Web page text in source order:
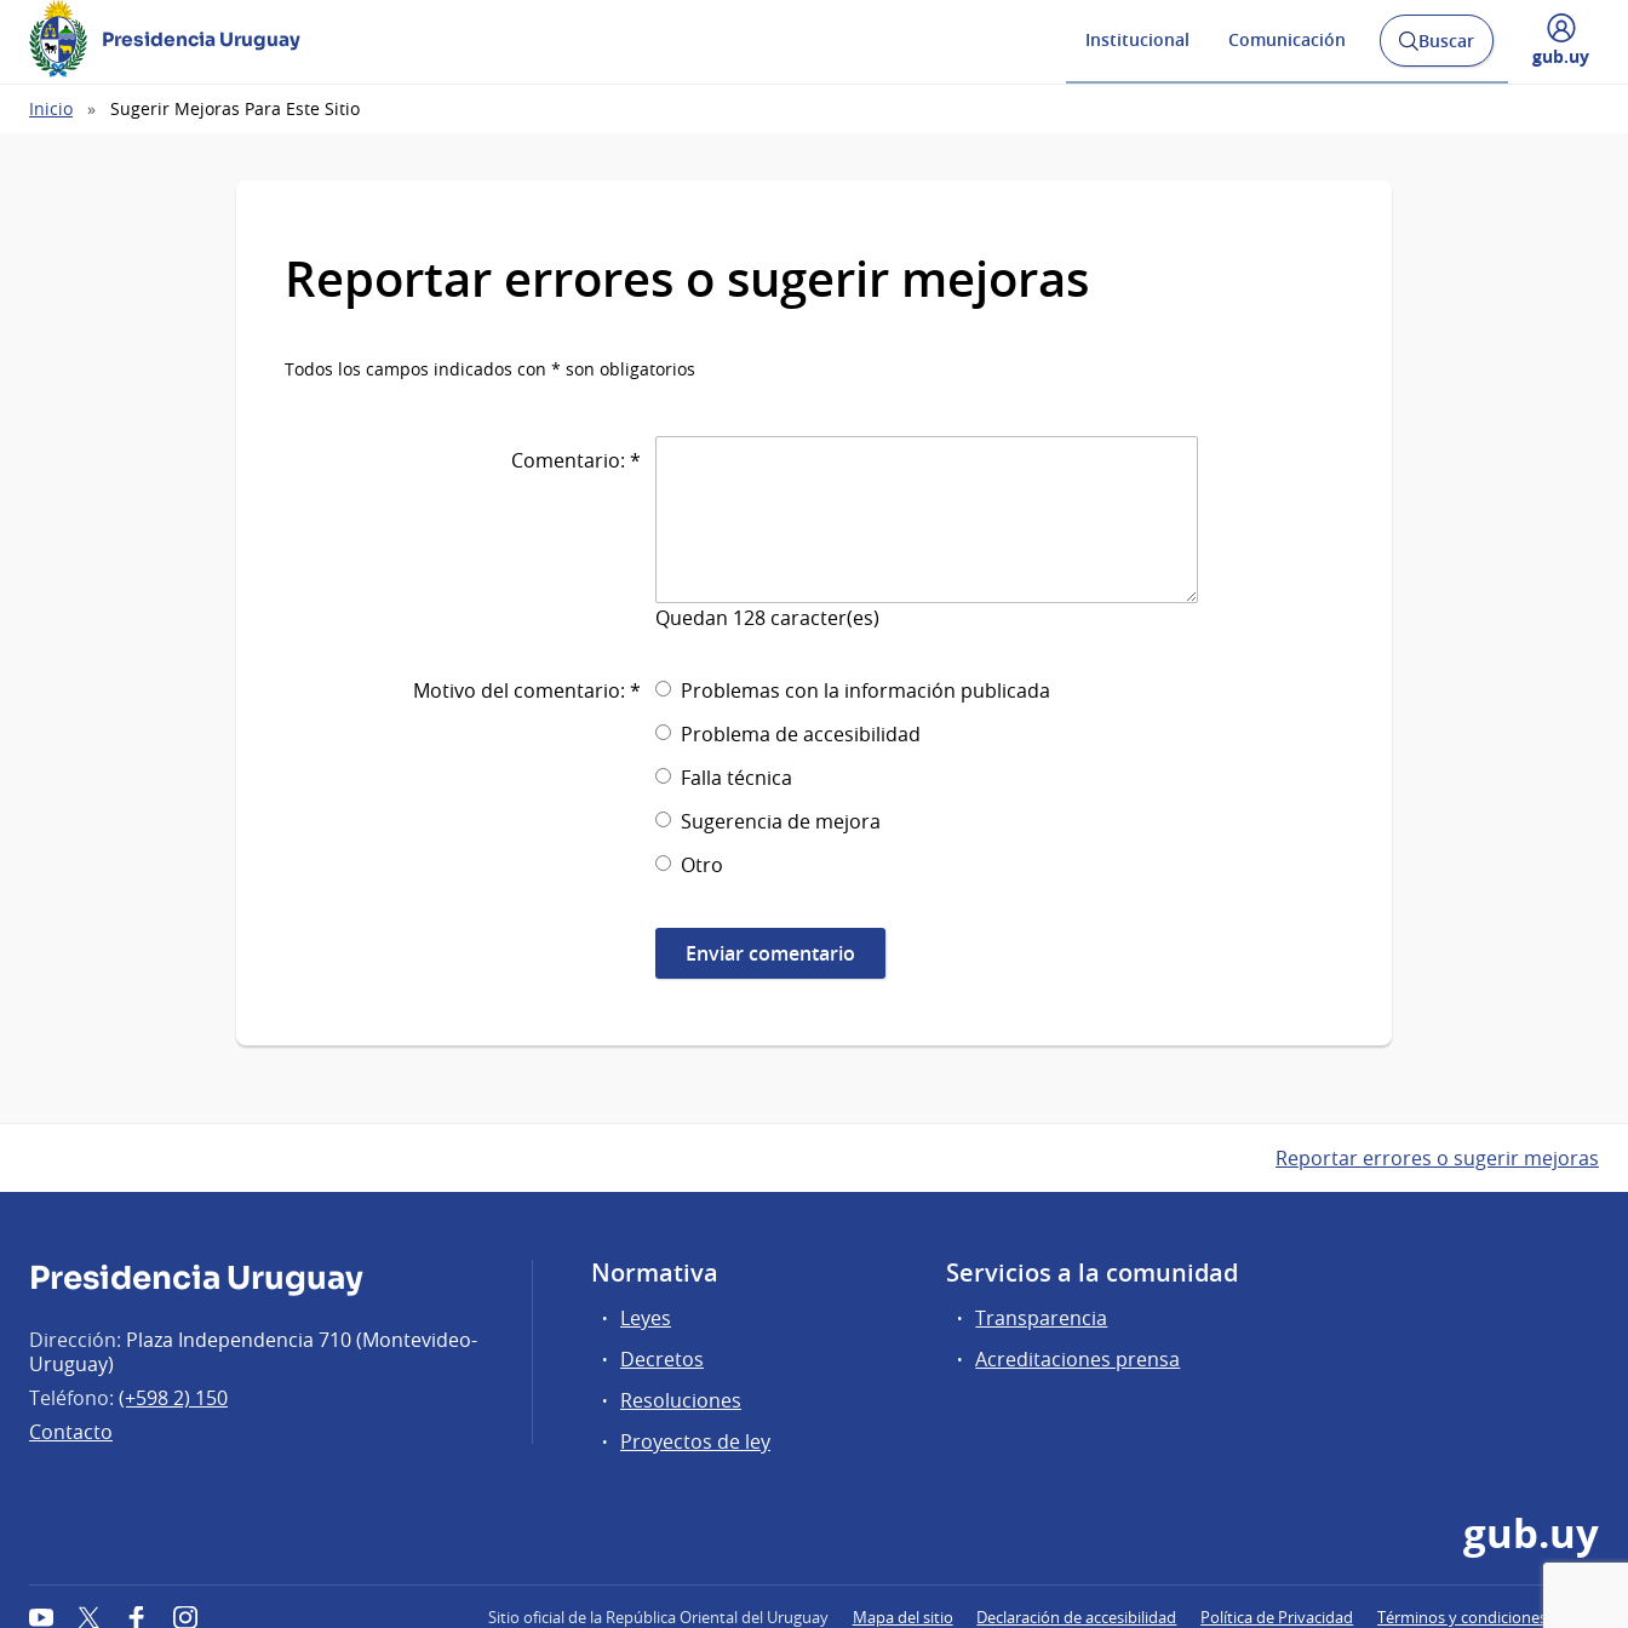
Presidencia Uruguay Institucional Comunicación
Abrir
buscador
Buscar
Desplegar
gub.uy
Ruta
Inicio Sugerir Mejoras Para Este Sitio
Reportar errores o sugerir mejoras
Todos los campos indicados con * son obligatorios
Comentario: *
Quedan 128 caracter(es)
Motivo del comentario: *
Problemas con la información publicada
Problema de accesibilidad
Falla técnica
Sugerencia de mejora
Otro
Reportar errores o sugerir mejoras
Presidencia Uruguay
Dirección: Plaza Independencia 710 (Montevideo-
Uruguay)
Teléfono: (+598 2) 150
Contacto
Normativa
Leyes
Decretos
Resoluciones
Proyectos de ley
Servicios a la comunidad
Transparencia
Acreditaciones prensa
gub.uy
YouTube Twitter FacebookInstagram Sitio oficial de la República Oriental del Uruguay Mapa del sitio Declaración de accesibilidad Política de Privacidad Términos y condiciones de uso